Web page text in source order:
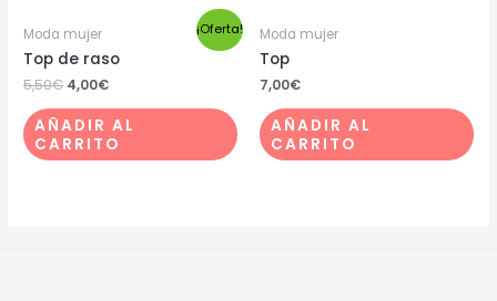
¡Oferta!
Moda mujer
Top de raso
5,50€ 4,00€
AÑADIR AL
CARRITO
Moda mujer
Top
7,00€
AÑADIR AL
CARRITO